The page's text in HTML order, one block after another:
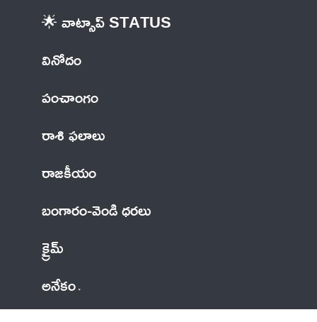
🌟 వాట్సాప్ STATUS
వినోదం
పంచాంగం
రాశి ఫలాలు
రాజకీయం
బంగారం-వెండి ధరలు
క్రైమ్
అనేకం